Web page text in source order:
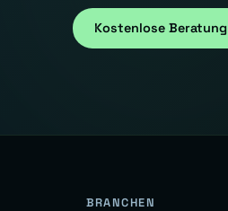
Kostenlose Beratung
BRANCHEN